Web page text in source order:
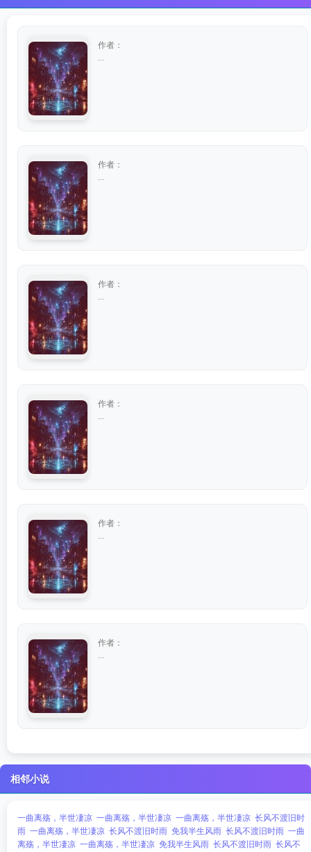
作者：
作者：
作者：
作者：
作者：
作者：
相邻小说
一曲离殇，半世凄凉 一曲离殇，半世凄凉 一曲离殇，半世凄凉 长风不渡旧时
雨 一曲离殇，半世凄凉 长风不渡旧时雨 免我半生风雨 长风不渡旧时雨 一曲
离殇，半世凄凉 一曲离殇，半世凄凉 免我半生风雨 长风不渡旧时雨 长风不